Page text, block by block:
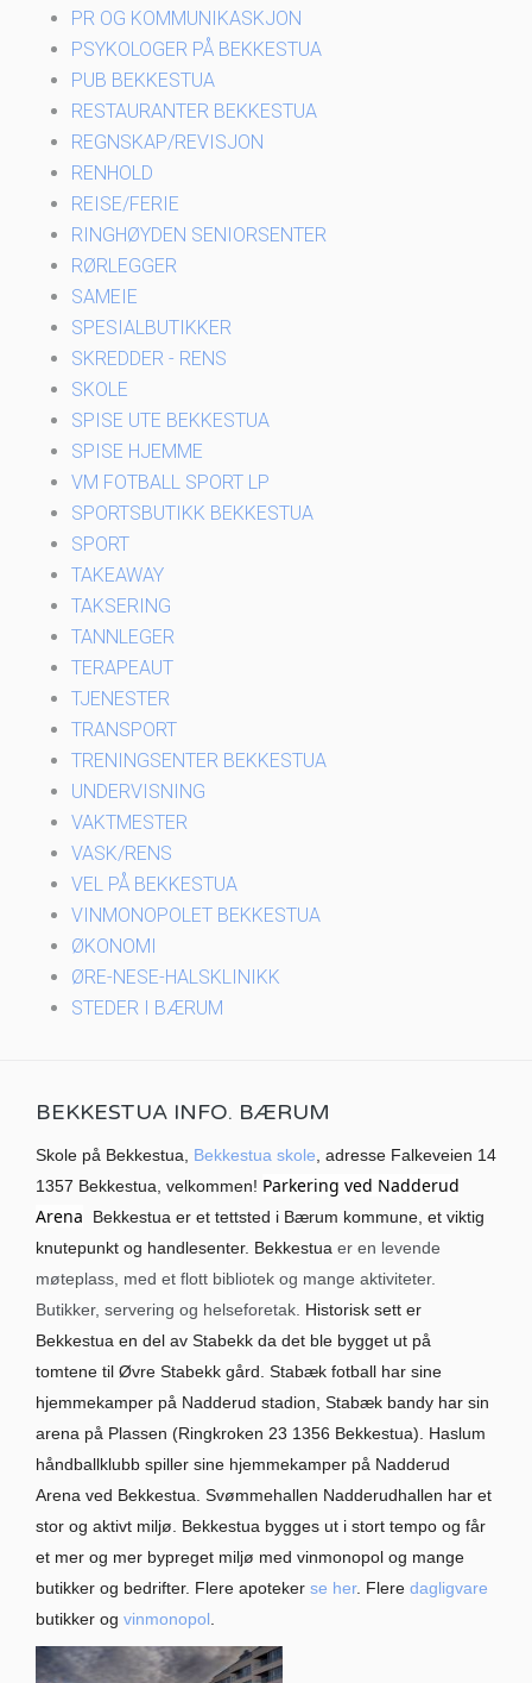
PR OG KOMMUNIKASKJON
PSYKOLOGER PÅ BEKKESTUA
PUB BEKKESTUA
RESTAURANTER BEKKESTUA
REGNSKAP/REVISJON
RENHOLD
REISE/FERIE
RINGHØYDEN SENIORSENTER
RØRLEGGER
SAMEIE
SPESIALBUTIKKER
SKREDDER - RENS
SKOLE
SPISE UTE BEKKESTUA
SPISE HJEMME
VM FOTBALL SPORT LP
SPORTSBUTIKK BEKKESTUA
SPORT
TAKEAWAY
TAKSERING
TANNLEGER
TERAPEAUT
TJENESTER
TRANSPORT
TRENINGSENTER BEKKESTUA
UNDERVISNING
VAKTMESTER
VASK/RENS
VEL PÅ BEKKESTUA
VINMONOPOLET BEKKESTUA
ØKONOMI
ØRE-NESE-HALSKLINIKK
STEDER I BÆRUM
BEKKESTUA INFO. BÆRUM
Skole på Bekkestua, Bekkestua skole , adresse Falkeveien 14
1357 Bekkestua, velkommen! Parkering ved Nadderud
Arena
Bekkestua er et tettsted i Bærum kommune, et viktig
knutepunkt og handlesenter. Bekkestua er en levende
møteplass, med et flott bibliotek og mange aktiviteter.
Butikker, servering og helseforetak. Historisk sett er
Bekkestua en del av Stabekk da det ble bygget ut på
tomtene til Øvre Stabekk gård. Stabæk fotball har sine
hjemmekamper på Nadderud stadion, Stabæk bandy har sin
arena på Plassen (Ringkroken 23 1356 Bekkestua). Haslum
håndballklubb spiller sine hjemmekamper på Nadderud
Arena ved Bekkestua. Svømmehallen Nadderudhallen har et
stor og aktivt miljø. Bekkestua bygges ut i stort tempo og får
et mer og mer bypreget miljø med vinmonopol og mange
butikker og bedrifter. Flere apoteker se her. Flere dagligvare
butikker og vinmonopol